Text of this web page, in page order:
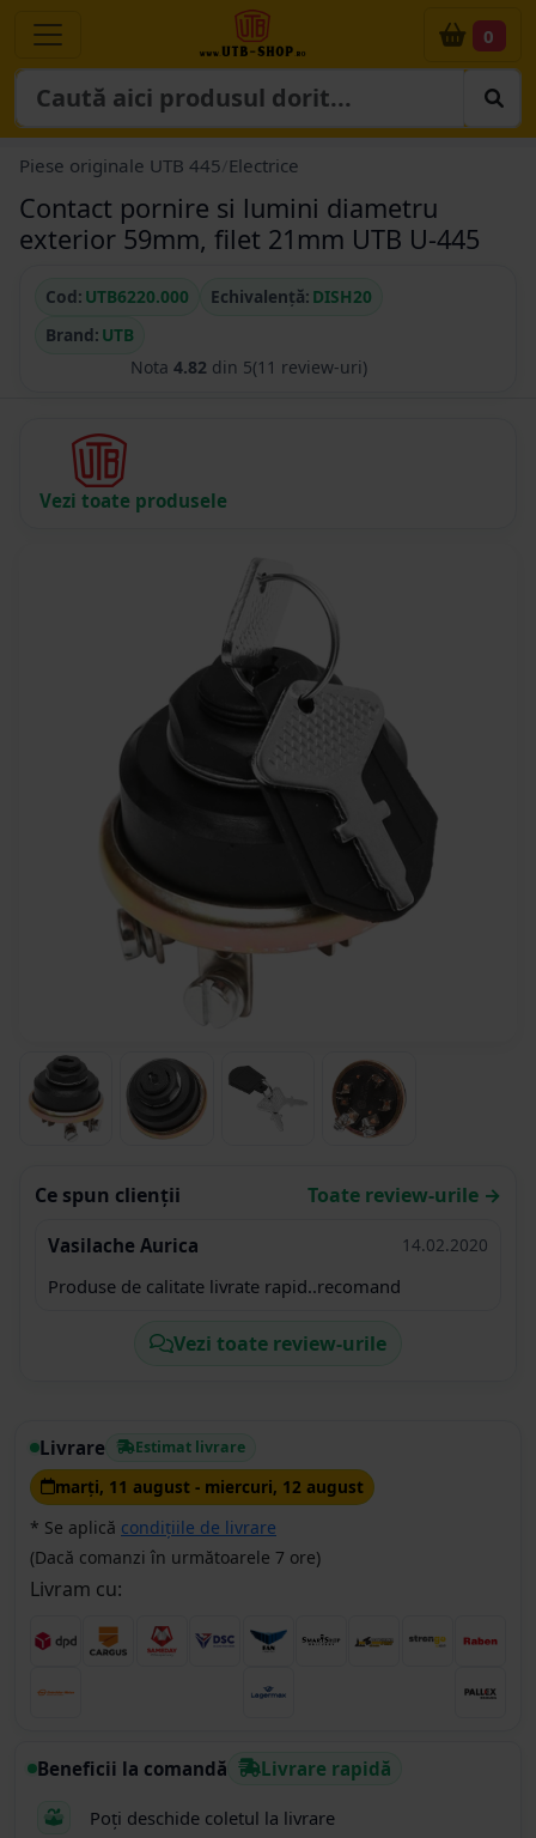
0
Piese originale UTB 445 Electrice
Contact pornire si lumini diametru
exterior 59mm, filet 21mm UTB U-445
Cod: UTB6220.000 Echivalență: DISH20
Brand: UTB
Nota 4.82 din 5(11 review-uri)
Vezi toate produsele
Ce spun clienții Toate review-urile →
Vasilache Aurica 14.02.2020
Produse de calitate livrate rapid..recomand
Vezi toate review-urile
Livrare Estimat livrare
marţi, 11 august - miercuri, 12 august
* Se aplică condițiile de livrare
(Dacă comanzi în următoarele 7 ore)
Livram cu:
Beneficii la comandă Livrare rapidă
Poți deschide coletul la livrare